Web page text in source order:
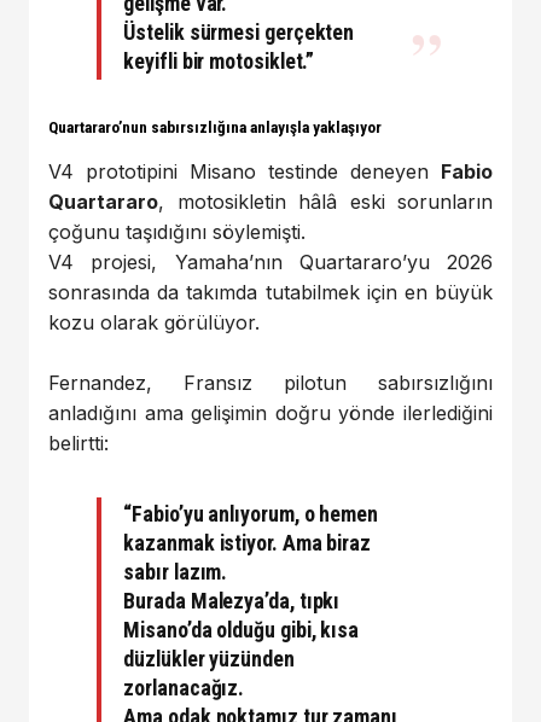
Üstelik sürmesi gerçekten
keyifli bir motosiklet.”
Quartararo’nun sabırsızlığına anlayışla yaklaşıyor
V4 prototipini Misano testinde deneyen Fabio
Quartararo, motosikletin hâlâ eski sorunların
çoğunu taşıdığını söylemişti.
V4 projesi, Yamaha’nın Quartararo’yu 2026
sonrasında da takımda tutabilmek için en büyük
kozu olarak görülüyor.
Fernandez, Fransız pilotun sabırsızlığını
anladığını ama gelişimin doğru yönde ilerlediğini
belirtti:
“Fabio’yu anlıyorum, o hemen
kazanmak istiyor. Ama biraz
sabır lazım.
Burada Malezya’da, tıpkı
Misano’da olduğu gibi, kısa
düzlükler yüzünden
zorlanacağız.
Ama odak noktamız tur zamanı